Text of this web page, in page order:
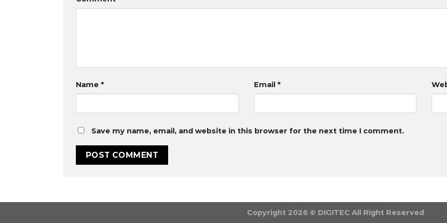
Name * Email *
Save my name, email, and website in this browser for the next time I comment.
Copyright 2026 © DIGITEC All Right Reserved